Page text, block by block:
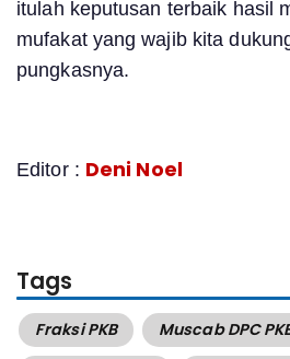
itulah keputusan terbaik hasil
mufakat yang wajib kita
pungkasnya.
Editor : Deni Noel
Tags
Fraksi PKB
Muscab DPC